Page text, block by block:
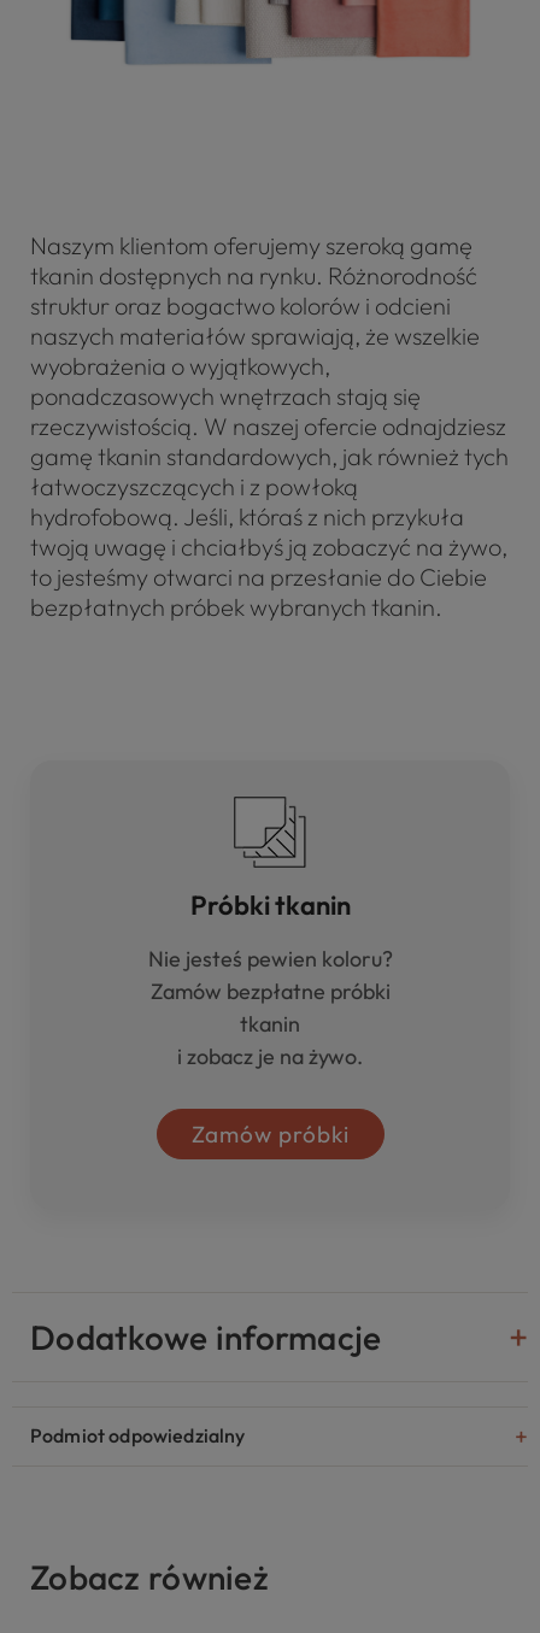
Naszym klientom oferujemy szeroką gamę
tkanin dostępnych na rynku. Różnorodność
struktur oraz bogactwo kolorów i odcieni
naszych materiałów sprawiają, że wszelkie
wyobrażenia o wyjątkowych,
ponadczasowych wnętrzach stają się
rzeczywistością. W naszej ofercie odnajdziesz
gamę tkanin standardowych, jak również tych
łatwoczyszczących i z powłoką
hydrofobową. Jeśli, któraś z nich przykuła
twoją uwagę i chciałbyś ją zobaczyć na żywo,
to jesteśmy otwarci na przesłanie do Ciebie
bezpłatnych próbek wybranych tkanin.
Próbki tkanin
Nie jesteś pewien koloru?
Zamów bezpłatne próbki
tkanin
i zobacz je na żywo.
Zamów próbki
Dodatkowe informacje
Podmiot odpowiedzialny
Zobacz również